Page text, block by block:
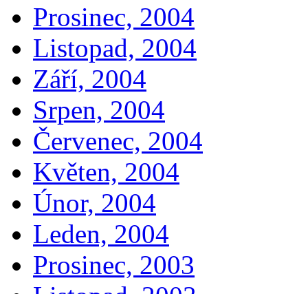
Prosinec, 2004
Listopad, 2004
Září, 2004
Srpen, 2004
Červenec, 2004
Květen, 2004
Únor, 2004
Leden, 2004
Prosinec, 2003